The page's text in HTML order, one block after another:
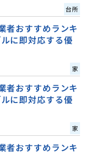
台所
者おすすめランキ
に即対応する優
家
者おすすめランキ
に即対応する優
家
者おすすめランキ